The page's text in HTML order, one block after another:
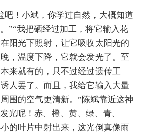
吧！小斌，你学过自然，大概知道
”“我把硒经过加工，将它输入花
阳光下照射，让它吸收太阳光的
，温度下降，它就会发光了。至
来就有的，只不过经过遗传工
人罢了。而且，我给它输入大量
围的空气更清新。”陈斌靠近这神
光呢！赤、橙、黄、绿、青、
的叶片中射出来，这光倒真像雨